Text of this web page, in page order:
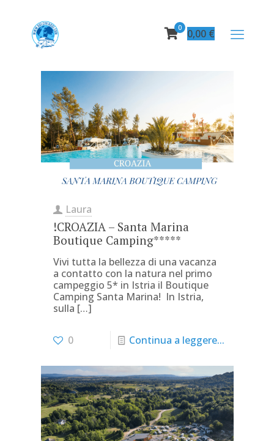
0 0,00 €
Laura
!CROAZIA – Santa Marina
Boutique Camping*****
Vivi tutta la bellezza di una vacanza
a contatto con la natura nel primo
campeggio 5* in Istria il Boutique
Camping Santa Marina! In Istria,
sulla […]
0 Continua a leggere...